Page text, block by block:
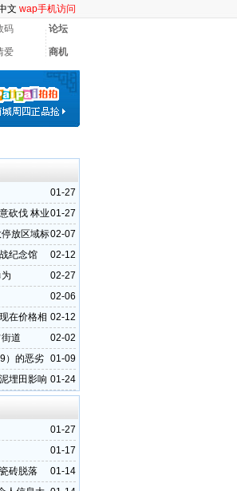
文 wap手机访问
码 论坛
爱 商机
01-27
01-27
砍伐 林业
02-07
放区域标
02-12
纪念馆
02-27
02-06
02-12
在价格相
02-02
道
01-09
）的恶劣
01-24
埋田影响
01-27
01-17
01-14
砖脱落